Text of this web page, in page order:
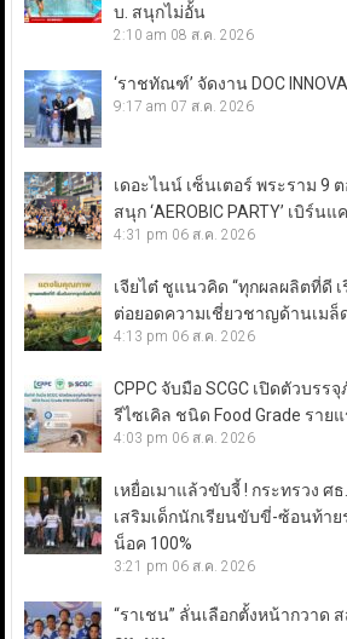
บ. สนุกไม่อั้น
2:10 am 08 ส.ค. 2026
‘ราชทัณฑ์’ จัดงาน DOC
9:17 am 07 ส.ค. 2026
เดอะไนน์ เซ็นเตอร์ พระราม 9
สนุก ‘AEROBIC PARTY’ เบิร์
4:31 pm 06 ส.ค. 2026
เจียไต๋ ชูแนวคิด “ทุกผลผลิตที่ดี
ต่อยอดความเชี่ยวชาญด้านเมล็
4:13 pm 06 ส.ค. 2026
CPPC จับมือ SCGC เปิดตัวบร
รีไซเคิล ชนิด Food Grade ราย
4:03 pm 06 ส.ค. 2026
เหยื่อเมาแล้วขับจี้ ! กระทรวง ศ
เสริมเด็กนักเรียนขับขี่-ซ้อนท้า
น็อค 100%
3:21 pm 06 ส.ค. 2026
“ราเชน” ลั่นเลือกตั้งหน้ากวาด